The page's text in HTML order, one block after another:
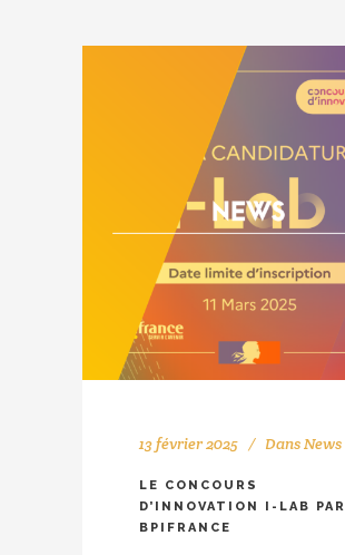
13 février 2025 DansNews
LE CONCOURS
D’INNOVATION I-LAB PAR
BPIFRANCE